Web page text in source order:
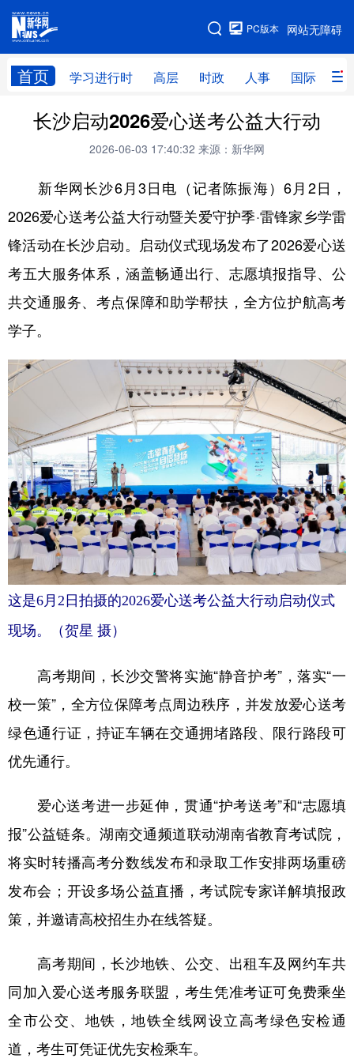
网站无障碍
PC版本
首页 学习进行时 高层 时政 人事 国际 财
网站地图
学习进行时 高层 时政 人事
财经 网评
台湾 思客智库 全球连线 教育
科技 科创 量子 体育
文化 书画 健康 军事
访谈 视频 图片 政务
学术中国 乡村振兴 银龄 溯源中国
旅游 能源 会展
彩票 娱乐 时尚 悦读
公益 一带一路 亚太网 上市公司
文化产业
地方频道
河北 山西
浙江 安徽 福建 江西
山东 河南 湖北 湖南
广东 广西 海南 重庆
陕西 甘肃 青海 宁夏
新疆 内蒙古 黑龙江
Русский язык 日本語 한국어
长沙启动2026爱心送考公益大行动
2026-06-03 17:40:32 来源：新华网
新华网长沙6月3日电（记者陈振海）6月2日，
2026爱心送考公益大行动暨关爱守护季·雷锋家乡学雷
锋活动在长沙启动。启动仪式现场发布了2026爱心送
考五大服务体系，涵盖畅通出行、志愿填报指导、公
共交通服务、考点保障和助学帮扶，全方位护航高考
学子。
这是6月2日拍摄的2026爱心送考公益大行动启动仪式
现场。（贺星 摄）
高考期间，长沙交警将实施“静音护考”，落实“一
校一策”，全方位保障考点周边秩序，并发放爱心送考
绿色通行证，持证车辆在交通拥堵路段、限行路段可
优先通行。
爱心送考进一步延伸，贯通“护考送考”和“志愿填
报”公益链条。湖南交通频道联动湖南省教育考试院，
将实时转播高考分数线发布和录取工作安排两场重磅
发布会；开设多场公益直播，考试院专家详解填报政
策，并邀请高校招生办在线答疑。
高考期间，长沙地铁、公交、出租车及网约车共
同加入爱心送考服务联盟，考生凭准考证可免费乘坐
全市公交、地铁，地铁全线网设立高考绿色安检通
道，考生可凭证优先安检乘车。